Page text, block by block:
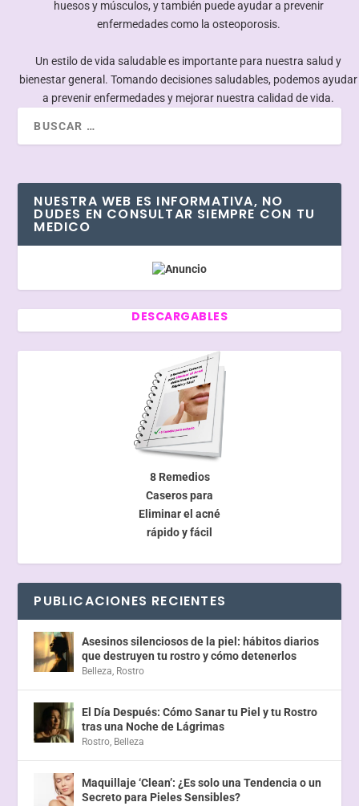
huesos y músculos, y también puede ayudar a prevenir
enfermedades como la osteoporosis.
Un estilo de vida saludable es importante para nuestra salud y
bienestar general. Tomando decisiones saludables, podemos ayudar
a prevenir enfermedades y mejorar nuestra calidad de vida.
NUESTRA WEB ES INFORMATIVA, NO
DUDES EN CONSULTAR SIEMPRE CON TU
MEDICO
DESCARGABLES
8 Remedios
Caseros para
Eliminar el acné
rápido y fácil
PUBLICACIONES RECIENTES
Asesinos silenciosos de la piel: hábitos diarios
que destruyen tu rostro y cómo detenerlos
Belleza, Rostro
El Día Después: Cómo Sanar tu Piel y tu Rostro
tras una Noche de Lágrimas
Rostro, Belleza
Maquillaje ‘Clean’: ¿Es solo una Tendencia o un
Secreto para Pieles Sensibles?